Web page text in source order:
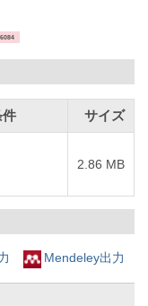
件 サイズ
2.86 MB
Mendeley出力